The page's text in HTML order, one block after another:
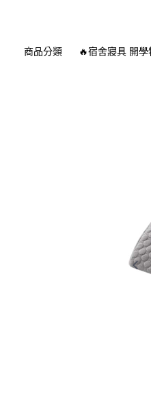
商品分類 🔥宿舍寢具 開學